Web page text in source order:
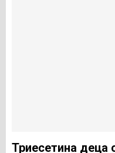
Триесетина деца